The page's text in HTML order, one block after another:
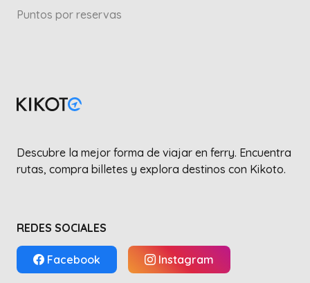
Puntos por reservas
Descubre la mejor forma de viajar en ferry. Encuentra
rutas, compra billetes y explora destinos con Kikoto.
REDES SOCIALES
Facebook Instagram